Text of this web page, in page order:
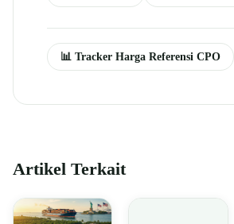
📊 Tracker Harga Referensi CPO
Artikel Terkait